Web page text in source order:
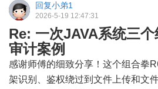
回复小弟1
2026-5-19 12:47:31
Re: 一次JAVA系统三
审计案例
感谢师傅的细致分享！这个组合拳
架识别、鉴权绕过到文件上传和文